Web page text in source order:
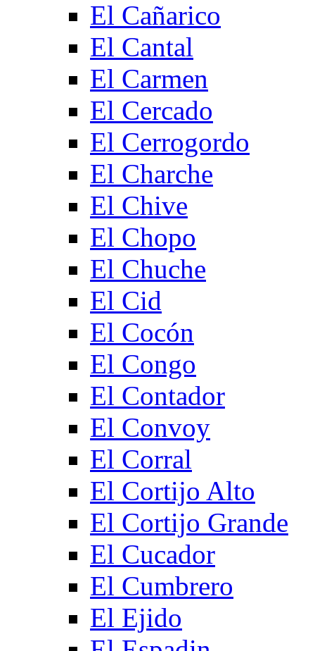
El Cañarico
El Cantal
El Carmen
El Cercado
El Cerrogordo
El Charche
El Chive
El Chopo
El Chuche
El Cid
El Cocón
El Congo
El Contador
El Convoy
El Corral
El Cortijo Alto
El Cortijo Grande
El Cucador
El Cumbrero
El Ejido